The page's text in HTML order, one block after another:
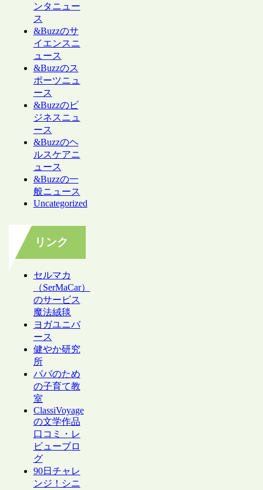
ンタニュー
ス
&Buzzのサ
イエンスニ
ュース
&Buzzのス
ポーツニュ
ース
&Buzzのビ
ジネスニュ
ース
&Buzzのヘ
ルスケアニ
ュース
&Buzzの一
般ニュース
Uncategorized
リンク
セルマカ
（SerMaCar）
のサービス
魔法絨毯
ヨガユニバ
ース
健やか研究
所
パパのため
の子育て教
室
ClassiVoyage
の文学作品
口コミ・レ
ビューブロ
グ
90日チャレ
ンジ！シニ